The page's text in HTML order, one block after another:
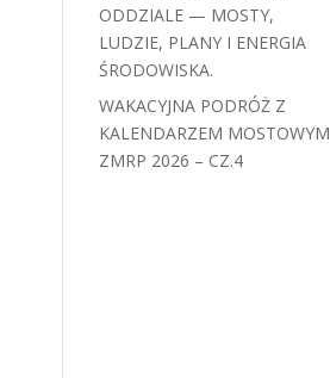
ODDZIALE — MOSTY,
LUDZIE, PLANY I ENERGIA
ŚRODOWISKA.
WAKACYJNA PODRÓŻ Z
KALENDARZEM MOSTOWYM
ZMRP 2026 – CZ.4